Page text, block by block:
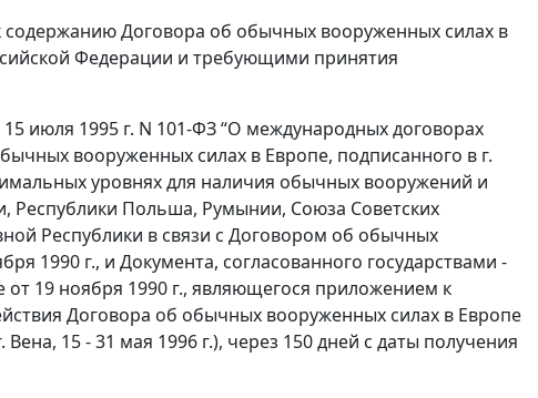
Договора об обычных вооруженных силах в
Федерации и требующими принятия
июля 1995 г. N 101-ФЗ “О международных договорах
вооруженных силах в Европе, подписанного в г.
уровнях для наличия обычных вооружений и
Республики Польша, Румынии, Союза Советских
Республики в связи с Договором об обычных
1990 г., и Документа, согласованного государствами -
19 ноября 1990 г., являющегося приложением к
Договора об обычных вооруженных силах в Европе
15 - 31 мая 1996 г.), через 150 дней с даты получения